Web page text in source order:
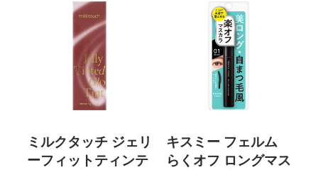
ミルクタッチ ジェリ
ーフィットティンテ
キスミー フェルム
らくオフ ロングマス